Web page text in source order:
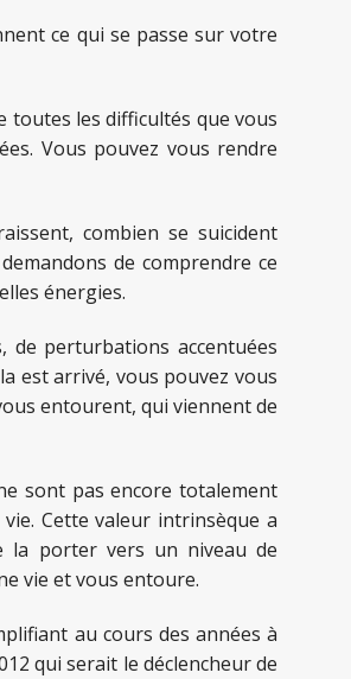
ce qui se passe sur votre
toutes les difficultés que vous
Vous pouvez vous rendre
combien se suicident
de comprendre ce
énergies.
de perturbations accentuées
est arrivé, vous pouvez vous
entourent, qui viennent de
sont pas encore totalement
Cette valeur intrinsèque a
la porter vers un niveau de
vie et vous entoure.
au cours des années à
qui serait le déclencheur de